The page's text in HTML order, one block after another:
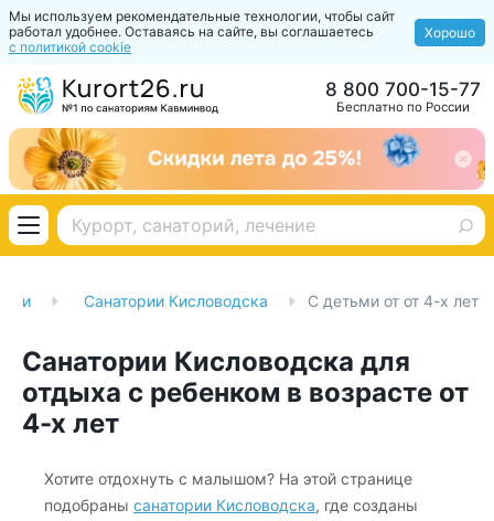
Мы используем рекомендательные технологии, чтобы сайт
работал удобнее. Оставаясь на сайте, вы соглашаетесь
с политикой cookie
Хорошо
Бесплатно по России
8 800 700-15-77
Санатории Кисловодска С детьми от от 4-х лет
Санатории Кисловодска для
отдыха с ребенком в возрасте от
4-х лет
Хотите отдохнуть с малышом? На этой странице
подобраны санатории Кисловодска, где созданы